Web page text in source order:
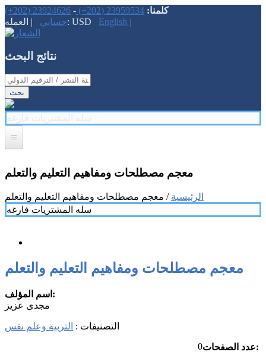
كلمنا: 23959534 (202+)
-
23924626 (202+)
حسابي| العمله: USD English |
نتائج البحث
‏اسم الكتاب / اسم الناشر / سنة النشر / الترقيم الدولي ‏
سله المشتريات فارغه
تحميلات
أخبار
الصفحه الرئيسيه
معجم مصطلحات ومفاهيم التعليم والتعلم
الرئيسية / معجم مصطلحات ومفاهيم التعليم والتعلم
سله المشتريات فارغه
معجم مصطلحات ومفاهيم التعليم والتعلم
اسم المؤلف:
مجدى عزيز
التصنيفات : التربية وعلم نفس
عدد الصفحات: 0